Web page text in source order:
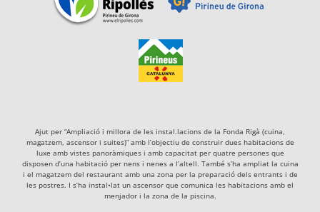
Ajut per “Ampliació i millora de les instal.lacions de la Fonda Rigà (cuina,
magatzem, ascensor i suites)” amb l’objectiu de construir dues habitacions de
luxe amb vistes panoràmiques i amb capacitat per quatre persones que
disposen d’una habitació per nens i nenes a l’altell. També s’ha ampliat la cuina
i el magatzem del restaurant amb una zona per la preparació dels entrants i de
les postres. I s’ha instal•lat un ascensor que comunica les habitacions amb el
menjador i la zona de la piscina.